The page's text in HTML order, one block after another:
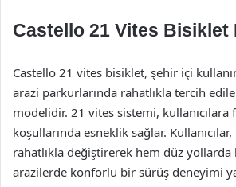
Castello 21 Vites Bisiklet
Castello 21 vites bisiklet, şehir içi
arazi parkurlarında rahatlıkla tercih
modelidir. 21 vites sistemi, kullanıcılara
koşullarında esneklik sağlar.
rahatlıkla değiştirerek hem düz
arazilerde konforlu bir sürüş deneyimi